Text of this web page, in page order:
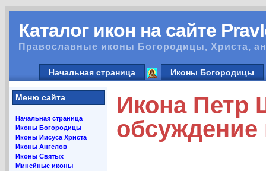
Каталог икон на сайте
Православные иконы Богородицы, Христа,
Начальная страница Иконы Богородицы
Меню сайта
Начальная страница
Иконы Богородицы
Иконы Иисуса Христа
Иконы Ангелов
Иконы Святых
Минейные иконы
Икона Петр